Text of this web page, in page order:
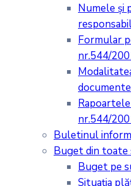
Numele și
Formular
nr.544/
documente
nr.544/
Buletinul
Buget din toate
Buget pe
Situaţia